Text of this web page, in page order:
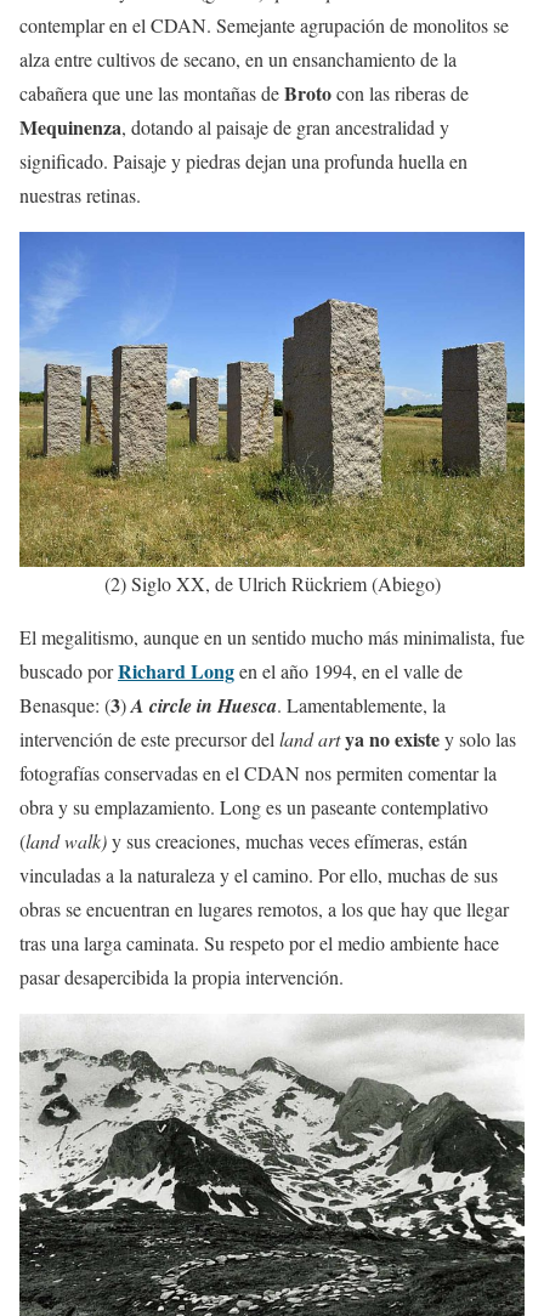
contemplar en el CDAN. Semejante agrupación de monolitos se
alza entre cultivos de secano, en un ensanchamiento de la
cabañera que une las montañas deBrotocon las riberas de
Mequinenza, dotando al paisaje de gran ancestralidad y
significado. Paisaje y piedras dejan una profunda huella en
nuestras retinas.
(2) Siglo XX, de Ulrich Rückriem (Abiego)
El megalitismo, aunque en un sentido mucho más minimalista, fue
buscado porRichard Longen el año 1994, en el valle de
Benasque: (3)A circle in Huesca. Lamentablemente, la
intervención de este precursor del land artya no existey solo las
fotografías conservadas en el CDAN nos permiten comentar la
obra y su emplazamiento. Long es un paseante contemplativo
(land walk)y sus creaciones, muchas veces efímeras, están
vinculadas a la naturaleza y el camino. Por ello, muchas de sus
obras se encuentran en lugares remotos, a los que hay que llegar
tras una larga caminata. Su respeto por el medio ambiente hace
pasar desapercibida la propia intervención.